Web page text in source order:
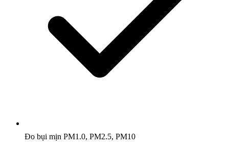
Đo bụi mịn PM1.0, PM2.5, PM10